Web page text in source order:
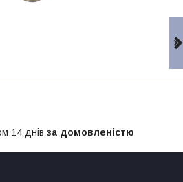
14 днів за домовленістю